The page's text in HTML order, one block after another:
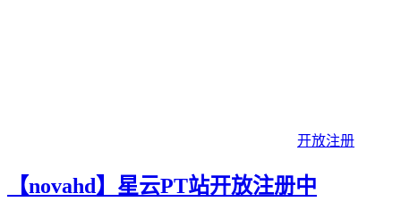
开放注册
【novahd】星云PT站开放注册中